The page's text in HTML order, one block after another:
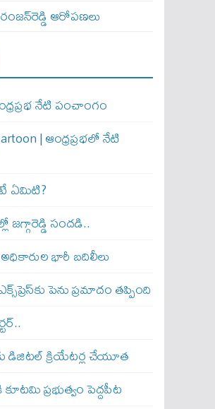
ఆరోపణలు
నేటి పంచాంగం
| ఆంధ్రప్రభలో నేటి
ఏమిటి?
జగ్గారెడ్డి సందడి..
భారీ బదిలీలు
పెను ప్రమాదం తప్పింది
డిజిటల్ క్రియేటర్ల చేయూత
ప్రభుత్వం పెద్దపీట